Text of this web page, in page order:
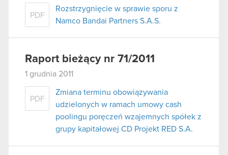
PDF
Rozstrzygnięcie w sprawie sporu z
Namco Bandai Partners S.A.S.
Raport bieżący nr 71/2011
1 grudnia 2011
PDF
Zmiana terminu obowiązywania
udzielonych w ramach umowy cash
poolingu poręczeń wzajemnych spółek z
grupy kapitałowej CD Projekt RED S.A.